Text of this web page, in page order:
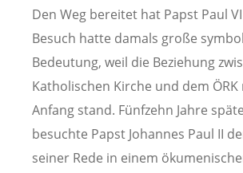
Den Weg bereitet hat Papst Paul
Besuch hatte damals große
Bedeutung, weil die Beziehung
Katholischen Kirche und dem ÖRK
Anfang stand. Fünfzehn Jahre
besuchte Papst Johannes Paul II
seiner Rede in einem